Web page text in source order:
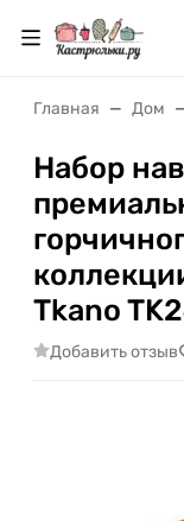
Главная Дом
Набор
Tkano
Добавить отзыв